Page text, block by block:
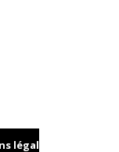
légales